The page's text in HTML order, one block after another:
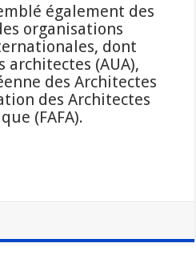
également des
organisations
dont
architectes (AUA),
des Architectes
des Architectes
(FAFA).